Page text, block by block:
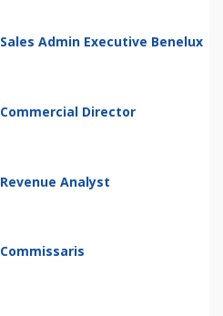
Sales Admin Executive Benelux
Commercial Director
Revenue Analyst
Commissaris